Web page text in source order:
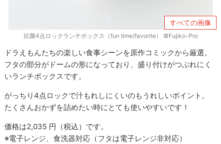
すべての画像
抗菌4点ロックランチボックス（fun time/favorite） ©Fujiko-Pro
ドラえもんたちの楽しい食事シーンを原作コミックから厳選。
フタの部分がドームの形になっており、盛り付けがつぶれにく
いランチボックスです。
がっちり4点ロックで汁もれしにくいのもうれしいポイント。
たくさんおかずを詰めたい時にとても使いやすいです！
価格は2,035 円（税込）です。
※電子レンジ、食洗器対応（フタは電子レンジ非対応）